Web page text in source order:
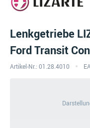
Lenkgetriebe
Ford Transit
Artikel-Nr.: 01.28.4010